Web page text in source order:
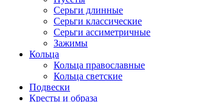
Серьги длинные
Серьги классические
Серьги ассиметричные
Зажимы
Кольца
Кольца православные
Кольца светские
Подвески
Кресты и образа